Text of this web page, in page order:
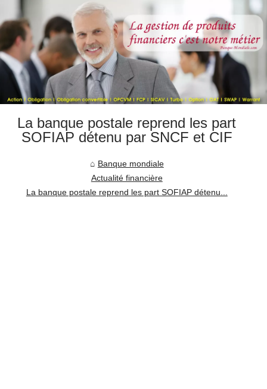
La banque postale reprend les part
SOFIAP détenu par SNCF et CIF
Banque mondiale
Actualité financière
La banque postale reprend les part SOFIAP détenu...